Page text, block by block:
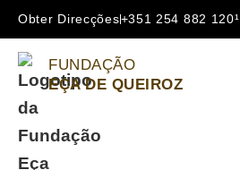
Obter Direcções+351 254 882 120¹
FUNDAÇÃO
EÇA DE QUEIROZ